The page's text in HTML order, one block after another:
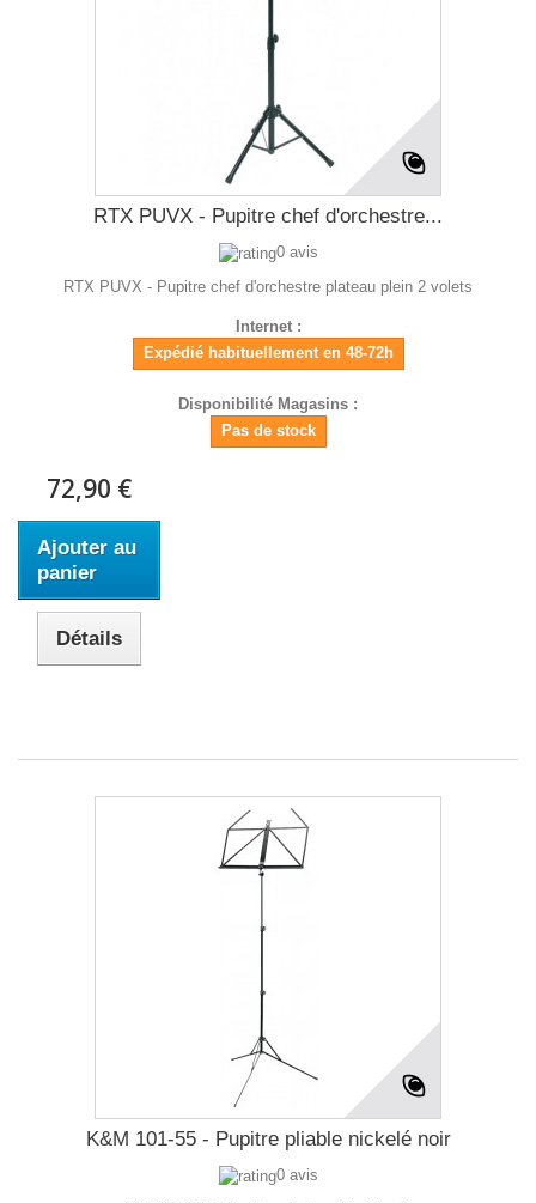
RTX PUVX - Pupitre chef d'orchestre...
0 avis
RTX PUVX - Pupitre chef d'orchestre plateau plein 2 volets
Internet :
Expédié habituellement en 48-72h
Disponibilité Magasins :
Pas de stock
72,90 €
Ajouter au
panier
Détails
K&M 101-55 - Pupitre pliable nickelé noir
0 avis